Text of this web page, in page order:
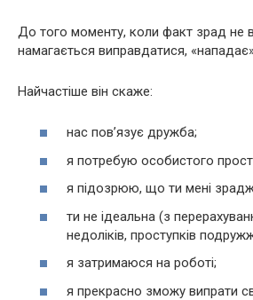
До того моменту, коли факт зрад не
намагається виправдатися,
Найчастіше він скаже:
нас пов’язує дружба;
я потребую особистого
я підозрюю, що ти мені
ти не ідеальна (з
недоліків, проступків
я затримаюся на роботі;
я прекрасно зможу випрати